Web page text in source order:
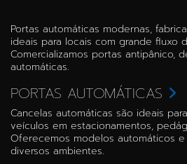
Portas automáticas modernas,
ideais para locais com grande fluxo
Comercializamos portas antipânico,
automáticas.
PORTAS AUTOMÁTICAS
Cancelas automáticas são ideais
veículos em estacionamentos,
Oferecemos modelos automáticos e
diversos ambientes.